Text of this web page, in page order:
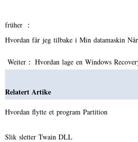
früher ：
Hvordan får jeg tilbake i Min datamaskin
Weiter： Hvordan lage en Windows
Relatert Artike
Hvordan flytte et program Partition
Slik sletter Twain DLL